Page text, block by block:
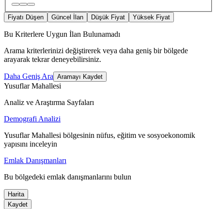
Fiyatı Düşen Güncel İlan Düşük Fiyat Yüksek Fiyat
Bu Kriterlere Uygun İlan Bulunamadı
Arama kriterlerinizi değiştirerek veya daha geniş bir bölgede
arayarak tekrar deneyebilirsiniz.
Daha Geniş Ara Aramayı Kaydet
Yusuflar Mahallesi
Analiz ve Araştırma Sayfaları
Demografi Analizi
Yusuflar Mahallesi bölgesinin nüfus, eğitim ve sosyoekonomik
yapısını inceleyin
Emlak Danışmanları
Bu bölgedeki emlak danışmanlarını bulun
Harita
Kaydet